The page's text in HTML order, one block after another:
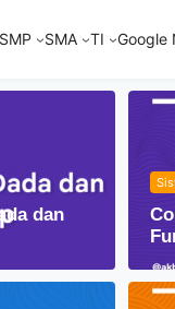
SMP SMA TI Google
dan